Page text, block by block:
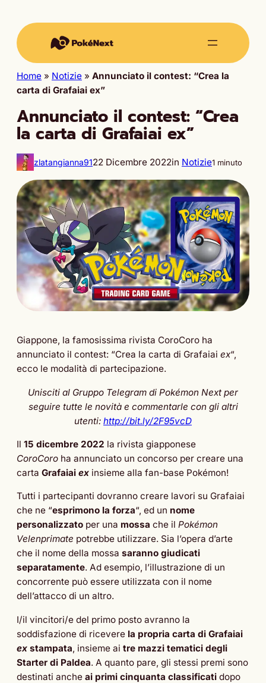
Home » Notizie » Annunciato il contest: “Crea la
carta di Grafaiai ex”
Annunciato il contest: “Crea
la carta di Grafaiai ex”
zlatangianna9122 Dicembre 2022in Notizie1 minuto
Giappone, la famosissima rivista CoroCoro ha
annunciato il contest: “Crea la carta di Grafaiai ex“,
ecco le modalità di partecipazione.
Unisciti al Gruppo Telegram di Pokémon Next per
seguire tutte le novità e commentarle con gli altri
utenti: http://bit.ly/2F95vcD
Il 15 dicembre 2022 la rivista giapponese
CoroCoro ha annunciato un concorso per creare una
carta Grafaiai ex insieme alla fan-base Pokémon!
Tutti i partecipanti dovranno creare lavori su Grafaiai
che ne “esprimono la forza“, ed un nome
personalizzato per una mossa che il Pokémon
Velenprimate potrebbe utilizzare. Sia l’opera d’arte
che il nome della mossa saranno giudicati
separatamente. Ad esempio, l’illustrazione di un
concorrente può essere utilizzata con il nome
dell’attacco di un altro.
I/il vincitori/e del primo posto avranno la
soddisfazione di ricevere la propria carta di Grafaiai
ex stampata, insieme ai tre mazzi tematici degli
Starter di Paldea. A quanto pare, gli stessi premi sono
destinati anche ai primi cinquanta classificati dopo